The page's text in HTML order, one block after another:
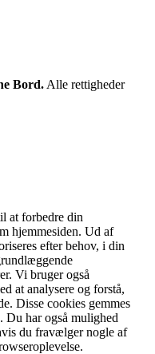
Bord. Alle rettigheder
at forbedre din
hjemmesiden. Ud af
efter behov, i din
Vi bruger også
at analysere og forstå,
Disse cookies gemmes
Du har også mulighed
du fravælger nogle af